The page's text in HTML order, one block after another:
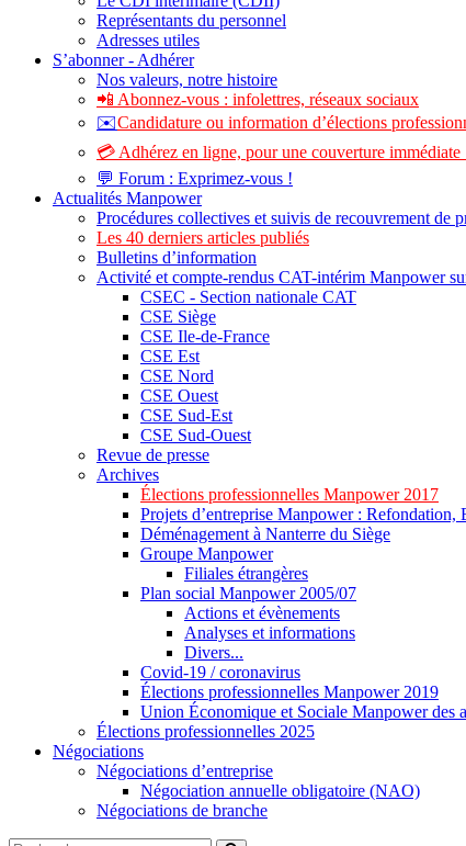
Représentants du personnel
Adresses utiles
S’abonner - Adhérer
Nos valeurs, notre histoire
📲 Abonnez-vous : infolettres, réseaux sociaux
✉️Candidature ou information d’élections
💳 Adhérez en ligne, pour une couverture immédiate
💬 Forum : Exprimez-vous !
Actualités Manpower
Procédures collectives et suivis de recouvrement de
Les 40 derniers articles publiés
Bulletins d’information
Activité et compte-rendus CAT-intérim Manpower
CSEC - Section nationale CAT
CSE Siège
CSE Ile-de-France
CSE Est
CSE Nord
CSE Ouest
CSE Sud-Est
CSE Sud-Ouest
Revue de presse
Archives
Élections professionnelles Manpower 2017
Projets d’entreprise Manpower : Refondation,
Déménagement à Nanterre du Siège
Groupe Manpower
Filiales étrangères
Plan social Manpower 2005/07
Actions et évènements
Analyses et informations
Divers...
Covid-19 / coronavirus
Élections professionnelles Manpower 2019
Union Économique et Sociale Manpower des
Élections professionnelles 2025
Négociations
Négociations d’entreprise
Négociation annuelle obligatoire (NAO)
Négociations de branche